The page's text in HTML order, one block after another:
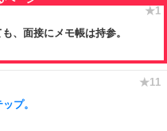
、面接にメモ帳は持参。
プ。